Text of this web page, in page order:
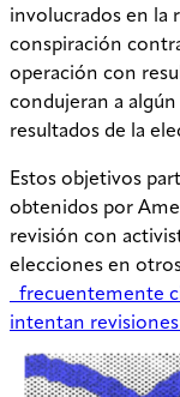
involucrados en la
conspiración
operación con
condujeran a
resultados de la
Estos objetivos
obtenidos por
revisión con
elecciones en
frecuentemente
intentan